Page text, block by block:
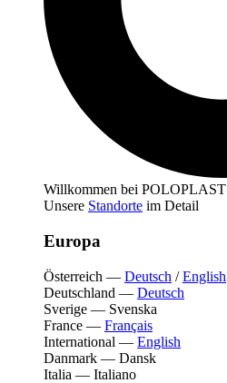
Willkommen bei POLOPLAST
Unsere Standorte im Detail
Europa
Österreich — Deutsch /English
Deutschland — Deutsch
Sverige — Svenska
France — Français
International — English
Danmark — Dansk
Italia — Italiano